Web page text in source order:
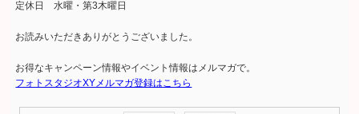
定休日 水曜・第3木曜日
お読みいただきありがとうございました。
お得なキャンペーン情報やイベント情報はメルマガで。
フォトスタジオXYメルマガ登録はこちら